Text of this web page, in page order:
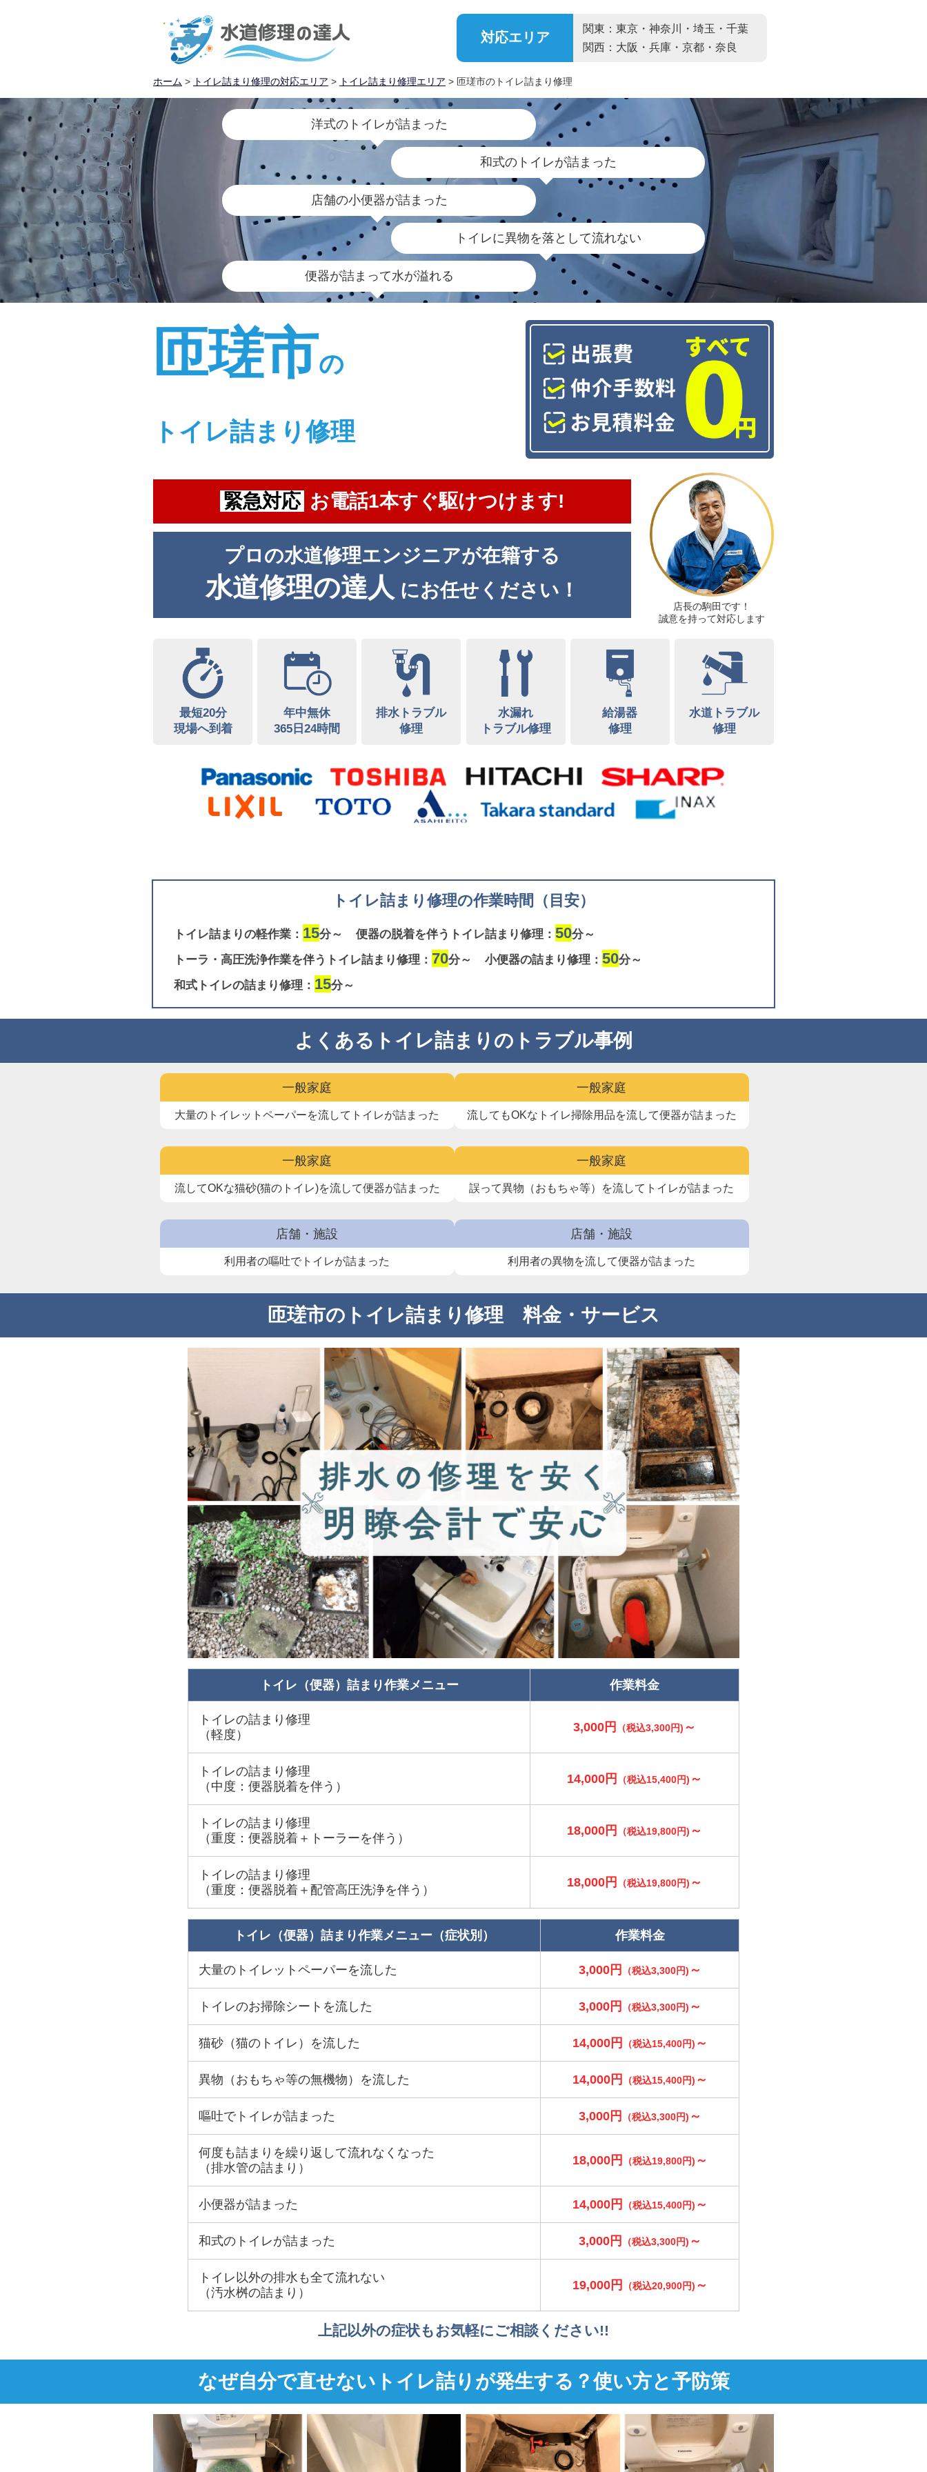
対応エリア
関東：東京・神奈川・埼玉・千葉
関西：大阪・兵庫・京都・奈良
ホーム > トイレ詰まり修理の対応エリア > トイレ詰まり修理エリア > 匝瑳市のトイレ詰まり修理
洋式のトイレが詰まった
和式のトイレが詰まった
店舗の小便器が詰まった
トイレに異物を落として流れない
便器が詰まって水が溢れる
匝瑳市の
トイレ詰まり修理
緊急対応 お電話1本すぐ駆けつけます!
プロの水道修理エンジニアが在籍する
水道修理の達人 にお任せください！
店長の駒田です！
誠意を持って対応します
最短20分
現場へ到着
年中無休
365日24時間
排水トラブル
修理
水漏れ
トラブル修理
給湯器
修理
水道トラブル
修理
トイレ詰まり修理の作業時間（目安）
トイレ詰まりの軽作業： 15分～ 便器の脱着を伴うトイレ詰まり修理： 50分～
トーラ・高圧洗浄作業を伴うトイレ詰まり修理： 70分～ 小便器の詰まり修理： 50分～
和式トイレの詰まり修理： 15分～
よくあるトイレ詰まりのトラブル事例
一般家庭
大量のトイレットペーパーを流して トイレが詰まった
一般家庭
流してもOKなトイレ掃除用品を流して便器が詰まった
一般家庭
流してOKな猫砂(猫のトイレ)を流して便器が詰まった
一般家庭
誤って異物（おもちゃ等）を流して トイレが詰まった
店舗・施設
利用者の嘔吐でトイレが詰まった
店舗・施設
利用者の異物を流して便器が詰まった
匝瑳市のトイレ詰まり修理 料金・サービス
トイレ（便器）詰まり作業メニュー 作業料金
トイレの詰まり修理
（軽度）
3,000円 （税込3,300円) ～
トイレの詰まり修理
（中度：便器脱着を伴う）
14,000円 （税込15,400円) ～
トイレの詰まり修理
（重度：便器脱着＋トーラーを伴う）
18,000円 （税込19,800円) ～
トイレの詰まり修理
（重度：便器脱着＋配管高圧洗浄を伴う）
18,000円 （税込19,800円) ～
トイレ（便器）詰まり作業メニュー（症状別） 作業料金
大量のトイレットペーパーを流した 3,000円 （税込3,300円) ～
トイレのお掃除シートを流した 3,000円 （税込3,300円) ～
猫砂（猫のトイレ）を流した 14,000円 （税込15,400円) ～
異物（おもちゃ等の無機物）を流した 14,000円 （税込15,400円) ～
嘔吐でトイレが詰まった 3,000円 （税込3,300円) ～
何度も詰まりを繰り返して流れなくなった
（排水管の詰まり）
18,000円 （税込19,800円) ～
小便器が詰まった 14,000円 （税込15,400円) ～
和式のトイレが詰まった 3,000円 （税込3,300円) ～
トイレ以外の排水も全て流れない
（汚水桝の詰まり）
19,000円 （税込20,900円) ～
上記以外の症状もお気軽にご相談ください!!
なぜ自分で直せないトイレ詰りが発生する？使い方と予防策